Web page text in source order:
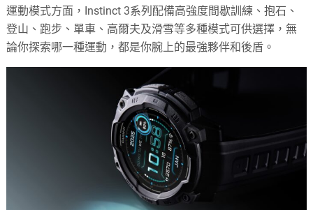
運動模式方面，Instinct 3系列配備高強度間歇訓練、抱石、
登山、跑步、單車、高爾夫及滑雪等多種模式可供選擇，無
論你探索哪一種運動，都是你腕上的最強夥伴和後盾。